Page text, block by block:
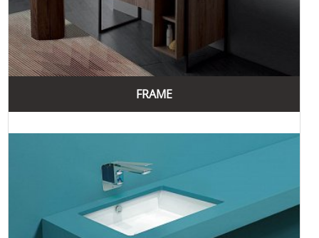
Бренд Simas має численні переваги, що роблять його
продукцію популярною серед споживачів у всьому світі.
Основні переваги продукції Simas включають високу
якість матеріалів, інноваційні технології, естетичний
дизайн та екологічну відповідальність.
Перш за все, Simas пропонує продукцію найвищої якості.
високоякісних матеріалів дозволяє створювати продукцію,
свій первісний вигляд.
Інноваційні технології також є важливою перевагою
бренду Simas. Компанія постійно вдосконалює свої
виробничі процеси, впроваджуючи нові технології та
розробки. Це дозволяє створювати продукцію з високою
FRAME